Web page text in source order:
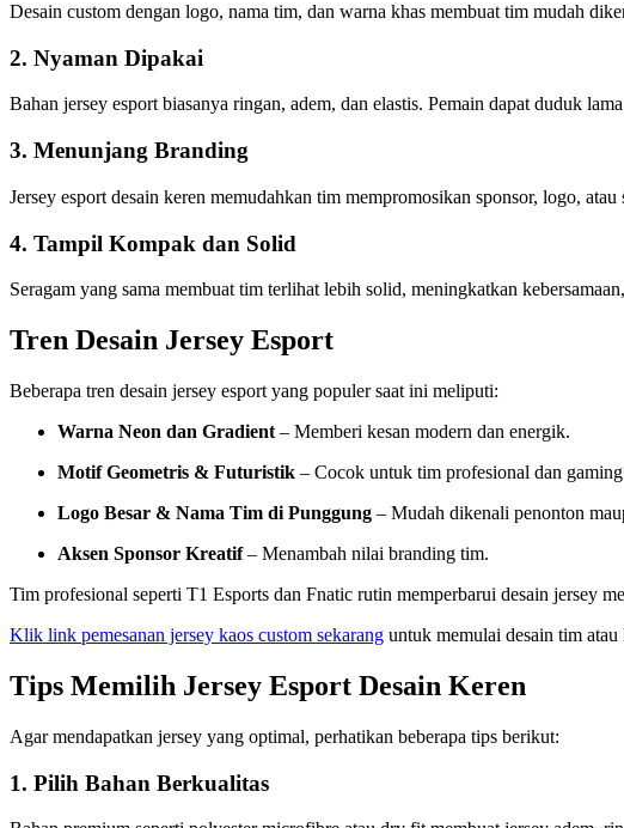
Desain custom dengan logo, nama tim, dan warna khas membuat tim mudah
2. Nyaman Dipakai
Bahan jersey esport biasanya ringan, adem, dan elastis. Pemain dapat duduk
3. Menunjang Branding
Jersey esport desain keren memudahkan tim mempromosikan sponsor, logo,
4. Tampil Kompak dan Solid
Seragam yang sama membuat tim terlihat lebih solid, meningkatkan
Tren Desain Jersey Esport
Beberapa tren desain jersey esport yang populer saat ini meliputi:
Warna Neon dan Gradient – Memberi kesan modern dan energik.
Motif Geometris & Futuristik – Cocok untuk tim profesional dan
Logo Besar & Nama Tim di Punggung – Mudah dikenali penonton
Aksen Sponsor Kreatif– Menambah nilai branding tim.
Tim profesional seperti T1 Esports dan Fnatic rutin memperbarui desain jersey
Klik link pemesanan jersey kaos custom sekarang untuk memulai desain tim
Tips Memilih Jersey Esport Desain Keren
Agar mendapatkan jersey yang optimal, perhatikan beberapa tips berikut:
1. Pilih Bahan Berkualitas